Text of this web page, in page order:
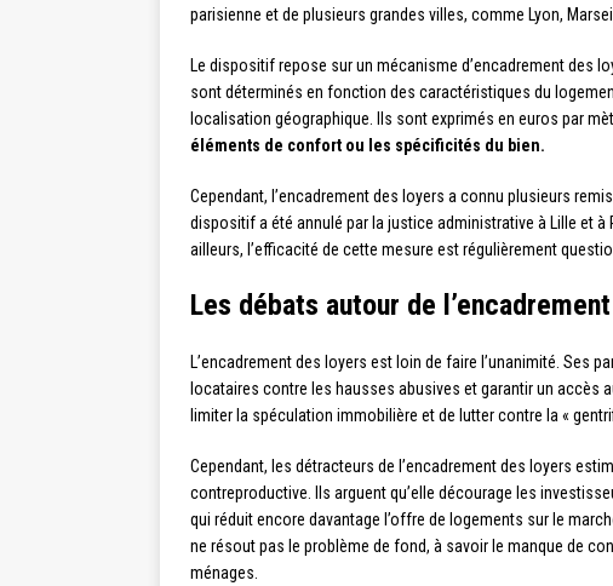
parisienne et de plusieurs grandes villes, comme Lyon,
Le dispositif repose sur un mécanisme d’encadrement des
sont déterminés en fonction des caractéristiques du
localisation géographique. Ils sont exprimés en euros par
éléments de confort ou les spécificités du bien.
Cependant, l’encadrement des loyers a connu plusieurs
dispositif a été annulé par la justice administrative à Lille et à
ailleurs, l’efficacité de cette mesure est régulièrement
Les débats autour de
L’encadrement des loyers est loin de faire l’unanimité. Ses
locataires contre les hausses abusives et garantir un accès
limiter la spéculation immobilière et de lutter contre la «
Cependant, les détracteurs de l’encadrement des loyers
contreproductive. Ils arguent qu’elle décourage les
qui réduit encore davantage l’offre de logements sur le
ne résout pas le problème de fond, à savoir le manque de
ménages.